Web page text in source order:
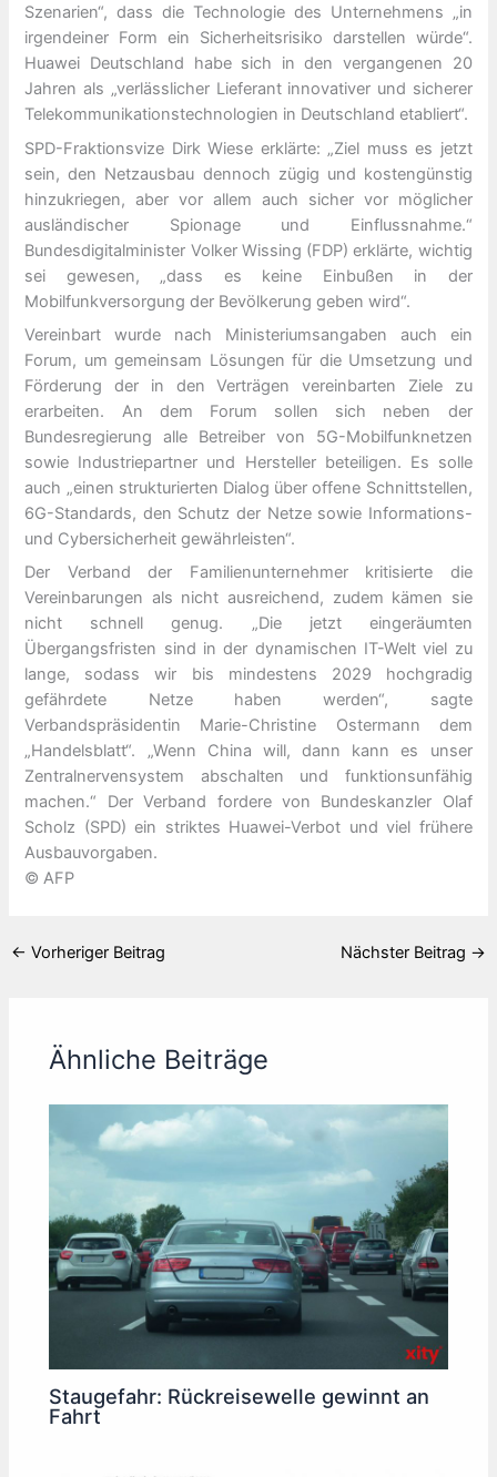
Szenarien“, dass die Technologie des Unternehmens „in
irgendeiner Form ein Sicherheitsrisiko darstellen würde“.
Huawei Deutschland habe sich in den vergangenen 20
Jahren als „verlässlicher Lieferant innovativer und sicherer
Telekommunikationstechnologien in Deutschland etabliert“.
SPD-Fraktionsvize Dirk Wiese erklärte: „Ziel muss es jetzt
sein, den Netzausbau dennoch zügig und kostengünstig
hinzukriegen, aber vor allem auch sicher vor möglicher
ausländischer Spionage und Einflussnahme.“
Bundesdigitalminister Volker Wissing (FDP) erklärte, wichtig
sei gewesen, „dass es keine Einbußen in der
Mobilfunkversorgung der Bevölkerung geben wird“.
Vereinbart wurde nach Ministeriumsangaben auch ein
Forum, um gemeinsam Lösungen für die Umsetzung und
Förderung der in den Verträgen vereinbarten Ziele zu
erarbeiten. An dem Forum sollen sich neben der
Bundesregierung alle Betreiber von 5G-Mobilfunknetzen
sowie Industriepartner und Hersteller beteiligen. Es solle
auch „einen strukturierten Dialog über offene Schnittstellen,
6G-Standards, den Schutz der Netze sowie Informations-
und Cybersicherheit gewährleisten“.
Der Verband der Familienunternehmer kritisierte die
Vereinbarungen als nicht ausreichend, zudem kämen sie
nicht schnell genug. „Die jetzt eingeräumten
Übergangsfristen sind in der dynamischen IT-Welt viel zu
lange, sodass wir bis mindestens 2029 hochgradig
gefährdete Netze haben werden“, sagte
Verbandspräsidentin Marie-Christine Ostermann dem
„Handelsblatt“. „Wenn China will, dann kann es unser
Zentralnervensystem abschalten und funktionsunfähig
machen.“ Der Verband fordere von Bundeskanzler Olaf
Scholz (SPD) ein striktes Huawei-Verbot und viel frühere
Ausbauvorgaben.
© AFP
← Vorheriger Beitrag Nächster Beitrag →
Ähnliche Beiträge
Staugefahr: Rückreisewelle gewinnt an
Fahrt